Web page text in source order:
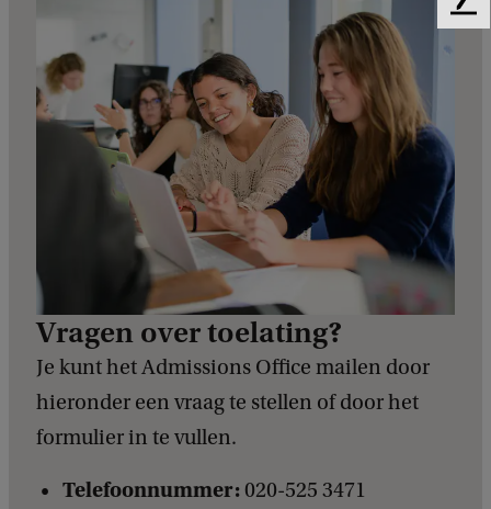
Vragen over toelating?
Je kunt het Admissions Office mailen door
hieronder een vraag te stellen of door het
formulier in te vullen.
Telefoonnummer:020-525 3471
F